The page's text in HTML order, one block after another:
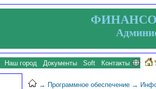
Наш город Документы Soft Контакты
→ Программное обеспечение →